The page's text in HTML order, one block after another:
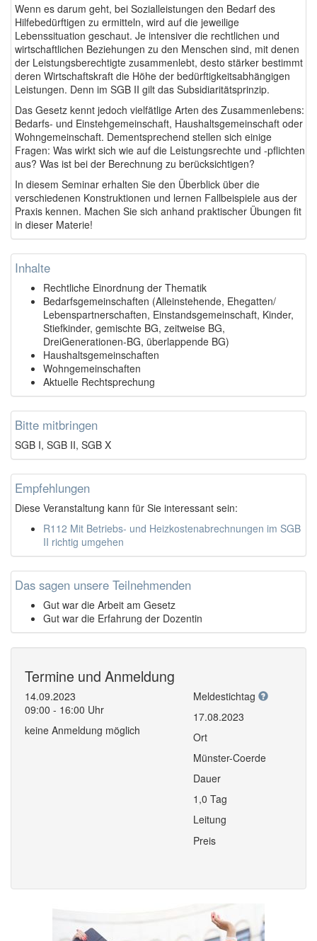
Wenn es darum geht, bei Sozialleistungen den Bedarf des
Hilfebedürftigen zu ermitteln, wird auf die jeweilige
Lebenssituation geschaut. Je intensiver die rechtlichen und
wirtschaftlichen Beziehungen zu den Menschen sind, mit denen
der Leistungsberechtigte zusammenlebt, desto stärker bestimmt
deren Wirtschaftskraft die Höhe der bedürftigkeitsabhängigen
Leistungen. Denn im SGB II gilt das Subsidiaritätsprinzip.
Das Gesetz kennt jedoch vielfätlige Arten des Zusammenlebens:
Bedarfs- und Einstehgemeinschaft, Haushaltsgemeinschaft oder
Wohngemeinschaft. Dementsprechend stellen sich einige
Fragen: Was wirkt sich wie auf die Leistungsrechte und -pflichten
aus? Was ist bei der Berechnung zu berücksichtigen?
In diesem Seminar erhalten Sie den Überblick über die
verschiedenen Konstruktionen und lernen Fallbeispiele aus der
Praxis kennen. Machen Sie sich anhand praktischer Übungen fit
in dieser Materie!
Inhalte
Rechtliche Einordnung der Thematik
Bedarfsgemeinschaften (Alleinstehende, Ehegatten/
Lebenspartnerschaften, Einstandsgemeinschaft, Kinder,
Stiefkinder, gemischte BG, zeitweise BG,
DreiGenerationen-BG, überlappende BG)
Haushaltsgemeinschaften
Wohngemeinschaften
Aktuelle Rechtsprechung
Bitte mitbringen
SGB I, SGB II, SGB X
Empfehlungen
Diese Veranstaltung kann für Sie interessant sein:
R112 Mit Betriebs- und Heizkostenabrechnungen im SGB
II richtig umgehen
Das sagen unsere Teilnehmenden
Gut war die Arbeit am Gesetz
Gut war die Erfahrung der Dozentin
Termine und Anmeldung
14.09.2023
09:00 - 16:00 Uhr
keine Anmeldung möglich
Meldestichtag
17.08.2023
Ort
Münster-Coerde
Dauer
1,0 Tag
Leitung
Preis